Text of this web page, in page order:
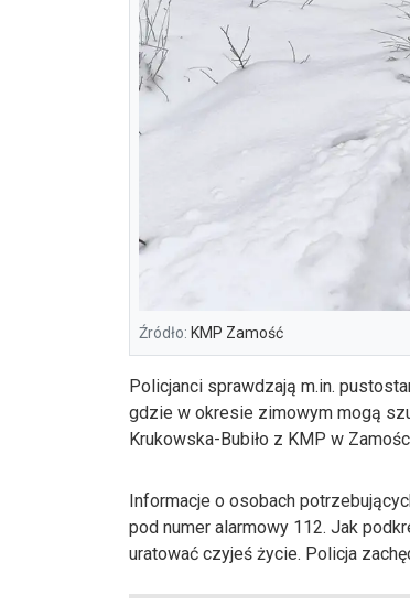
Źródło: KMP Zamość
Policjanci sprawdzają m.in.
gdzie w okresie zimowym mogą
Krukowska-Bubiło z KMP w
Informacje o osobach
pod numer alarmowy 112. Jak
uratować czyjeś życie. Policja